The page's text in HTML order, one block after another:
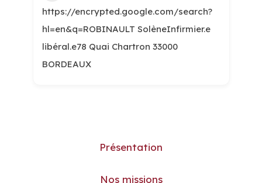
https://encrypted.google.com/search?
hl=en&q=ROBINAULT SolèneInfirmier.e
libéral.e78 Quai Chartron 33000
BORDEAUX
Présentation
Nos missions